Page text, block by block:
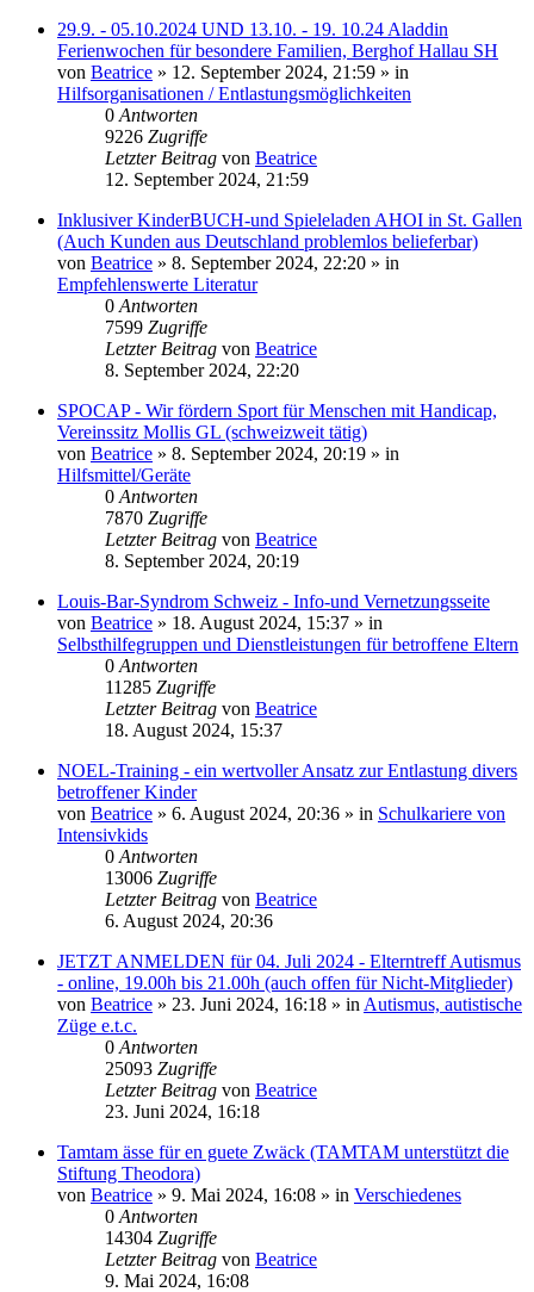
29.9. - 05.10.2024 UND 13.10. - 19. 10.24 Aladdin
Ferienwochen für besondere Familien, Berghof Hallau SH
von Beatrice » 12. September 2024, 21:59 » in
Hilfsorganisationen / Entlastungsmöglichkeiten
0 Antworten
9226 Zugriffe
Letzter Beitrag von Beatrice
12. September 2024, 21:59
Inklusiver KinderBUCH-und Spieleladen AHOI in St. Gallen
(Auch Kunden aus Deutschland problemlos belieferbar)
von Beatrice » 8. September 2024, 22:20 » in
Empfehlenswerte Literatur
0 Antworten
7599 Zugriffe
Letzter Beitrag von Beatrice
8. September 2024, 22:20
SPOCAP - Wir fördern Sport für Menschen mit Handicap,
Vereinssitz Mollis GL (schweizweit tätig)
von Beatrice » 8. September 2024, 20:19 » in
Hilfsmittel/Geräte
0 Antworten
7870 Zugriffe
Letzter Beitrag von Beatrice
8. September 2024, 20:19
Louis-Bar-Syndrom Schweiz - Info-und Vernetzungsseite
von Beatrice » 18. August 2024, 15:37 » in
Selbsthilfegruppen und Dienstleistungen für betroffene Eltern
0 Antworten
11285 Zugriffe
Letzter Beitrag von Beatrice
18. August 2024, 15:37
NOEL-Training - ein wertvoller Ansatz zur Entlastung divers
betroffener Kinder
von Beatrice » 6. August 2024, 20:36 » in Schulkariere von
Intensivkids
0 Antworten
13006 Zugriffe
Letzter Beitrag von Beatrice
6. August 2024, 20:36
JETZT ANMELDEN für 04. Juli 2024 - Elterntreff Autismus
- online, 19.00h bis 21.00h (auch offen für Nicht-Mitglieder)
von Beatrice » 23. Juni 2024, 16:18 » in Autismus, autistische
Züge e.t.c.
0 Antworten
25093 Zugriffe
Letzter Beitrag von Beatrice
23. Juni 2024, 16:18
Tamtam ässe für en guete Zwäck (TAMTAM unterstützt die
Stiftung Theodora)
von Beatrice » 9. Mai 2024, 16:08 » in Verschiedenes
0 Antworten
14304 Zugriffe
Letzter Beitrag von Beatrice
9. Mai 2024, 16:08